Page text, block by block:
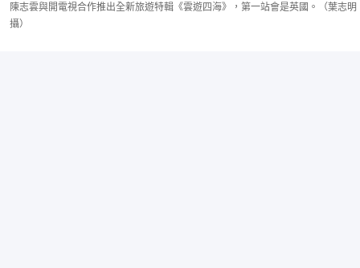
陳志雲與開電視合作推出全新旅遊特輯《雲遊四海》，第一站會是英國。（葉志明
攝）